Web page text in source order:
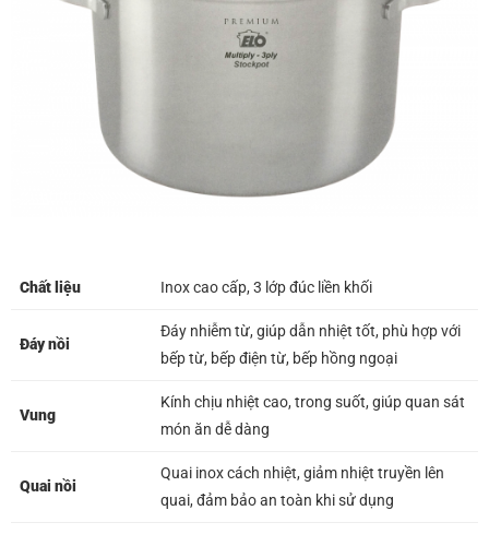
Chất liệu Inox cao cấp, 3 lớp đúc liền khối
Đáy nồi
Đáy nhiễm từ, giúp dẫn nhiệt tốt, phù hợp với
bếp từ, bếp điện từ, bếp hồng ngoại
Vung
Kính chịu nhiệt cao, trong suốt, giúp quan sát
món ăn dễ dàng
Quai nồi
Quai inox cách nhiệt, giảm nhiệt truyền lên
quai, đảm bảo an toàn khi sử dụng